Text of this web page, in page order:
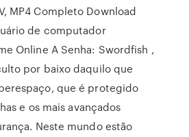
MP4 Completo Download
de computador
Online A Senha: Swordfish ,
por baixo daquilo que
que é protegido
e os mais avançados
Neste mundo estão